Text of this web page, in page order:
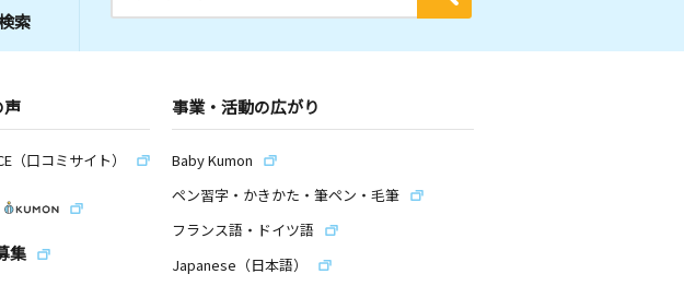
索
声
（口コミサイト）
集
事業・活動の広がり
Baby Kumon
ペン習字・かきかた・筆ペン・毛筆
フランス語・ドイツ語
Japanese（日本語）